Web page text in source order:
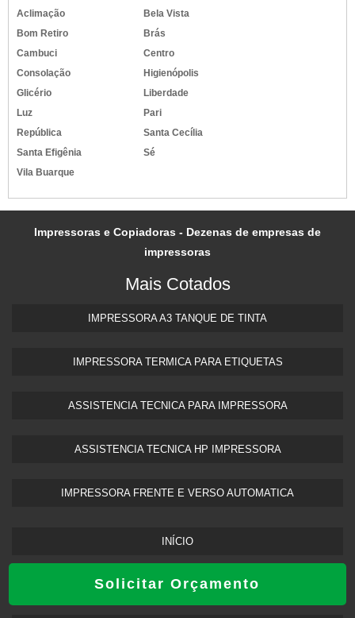
Solicitar Orçamento
Aclimação
Bela Vista
Bom Retiro
Brás
Cambuci
Centro
Consolação
Higienópolis
Glicério
Liberdade
Luz
Pari
República
Santa Cecília
Santa Efigênia
Sé
Vila Buarque
Impressoras e Copiadoras - Dezenas de empresas de
impressoras
Mais Cotados
IMPRESSORA A3 TANQUE DE TINTA​
IMPRESSORA TERMICA PARA ETIQUETAS​
ASSISTENCIA TECNICA PARA IMPRESSORA
ASSISTENCIA TECNICA HP IMPRESSORA​
IMPRESSORA FRENTE E VERSO AUTOMATICA
INÍCIO
PRODUTOS